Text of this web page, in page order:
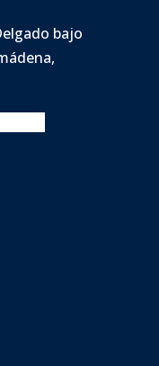
bajo